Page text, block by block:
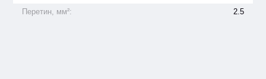
Перетин, мм²:
2.5